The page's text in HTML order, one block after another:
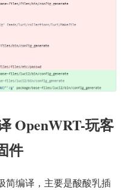
OpenWRT-玩客
件
简编译，主要是酸酸乳插